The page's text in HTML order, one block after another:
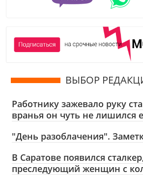
ВЫБОР
Работнику зажевало руку
вранья он чуть не лишился
"День разоблачения".
В Саратове появился
преследующий женщин с